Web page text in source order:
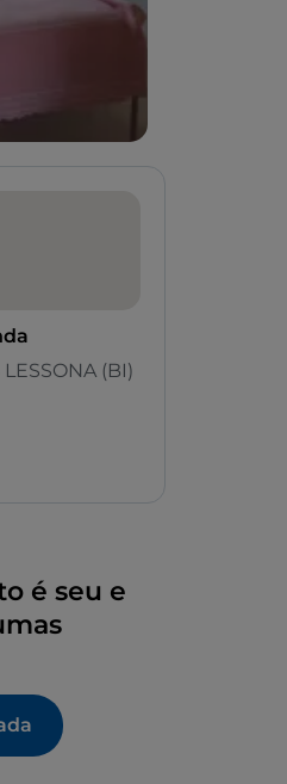
(BI)
é seu e